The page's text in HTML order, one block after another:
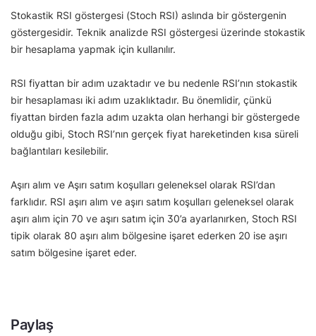
Stokastik RSI göstergesi (Stoch RSI) aslında bir göstergenin
göstergesidir. Teknik analizde RSI göstergesi üzerinde stokastik
bir hesaplama yapmak için kullanılır.
RSI fiyattan bir adım uzaktadır ve bu nedenle RSI’nın stokastik
bir hesaplaması iki adım uzaklıktadır. Bu önemlidir, çünkü
fiyattan birden fazla adım uzakta olan herhangi bir göstergede
olduğu gibi, Stoch RSI’nın gerçek fiyat hareketinden kısa süreli
bağlantıları kesilebilir.
Aşırı alım ve Aşırı satım koşulları geleneksel olarak RSI’dan
farklıdır. RSI aşırı alım ve aşırı satım koşulları geleneksel olarak
aşırı alım için 70 ve aşırı satım için 30’a ayarlanırken, Stoch RSI
tipik olarak 80 aşırı alım bölgesine işaret ederken 20 ise aşırı
satım bölgesine işaret eder.
Paylaş